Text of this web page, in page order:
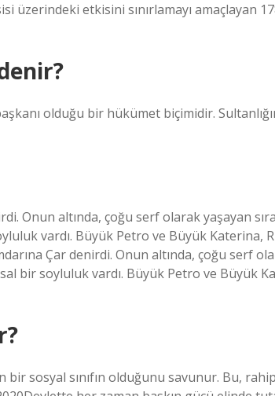
etkisini sınırlamayı amaçlayan
olduğu bir hükümet biçimidir.
Onun altında, çoğu serf olarak yaşayan
vardı. Büyük Petro ve Büyük Katerina,
Çar denirdi. Onun altında, çoğu serf
bir soyluluk vardı. Büyük Petro ve Büyük
sosyal sınıfın olduğunu savunur. Bu, rahip